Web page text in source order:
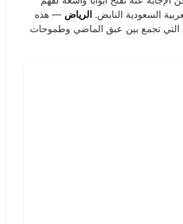
السعودية النابض. الرياض — هذه
التي تجمع بين عبق الماضي وطموحات